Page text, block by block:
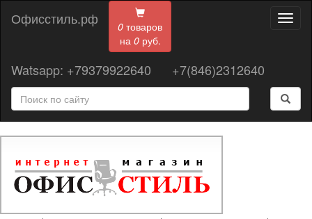
0 товаров
на 0руб.
Офисстиль.рф
Watsapp: +79379922640 +7(846)2312640